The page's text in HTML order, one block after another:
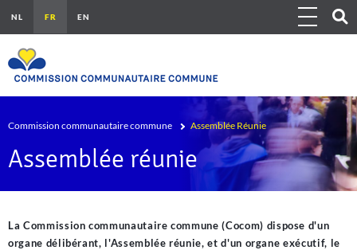
Outils
Toggle
Fil d'Ariane
Commission communautaire commune Assemblée Réunie
Assemblée réunie
La Commission communautaire commune (Cocom) dispose d'un
organe délibérant, l'Assemblée réunie, et d'un organe exécutif, le